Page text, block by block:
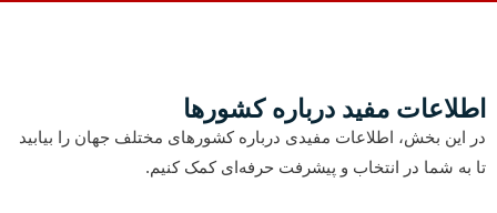
اطلاعات مفید درباره کشورها
در این بخش، اطلاعات مفیدی درباره کشورهای مختلف جهان را بیابید
تا به شما در انتخاب و پیشرفت حرفه‌ای کمک کنیم.